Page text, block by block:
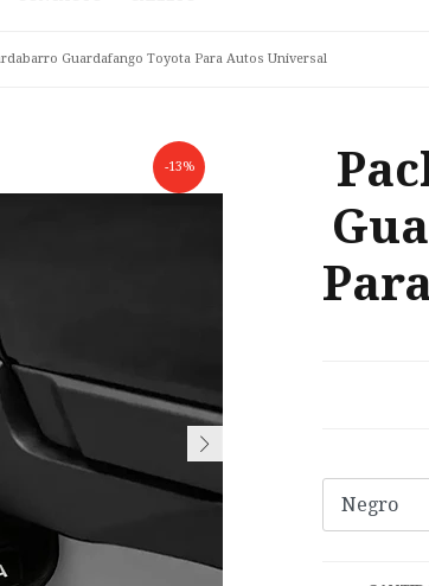
Guardafango Toyota Para Autos Universal
-13%